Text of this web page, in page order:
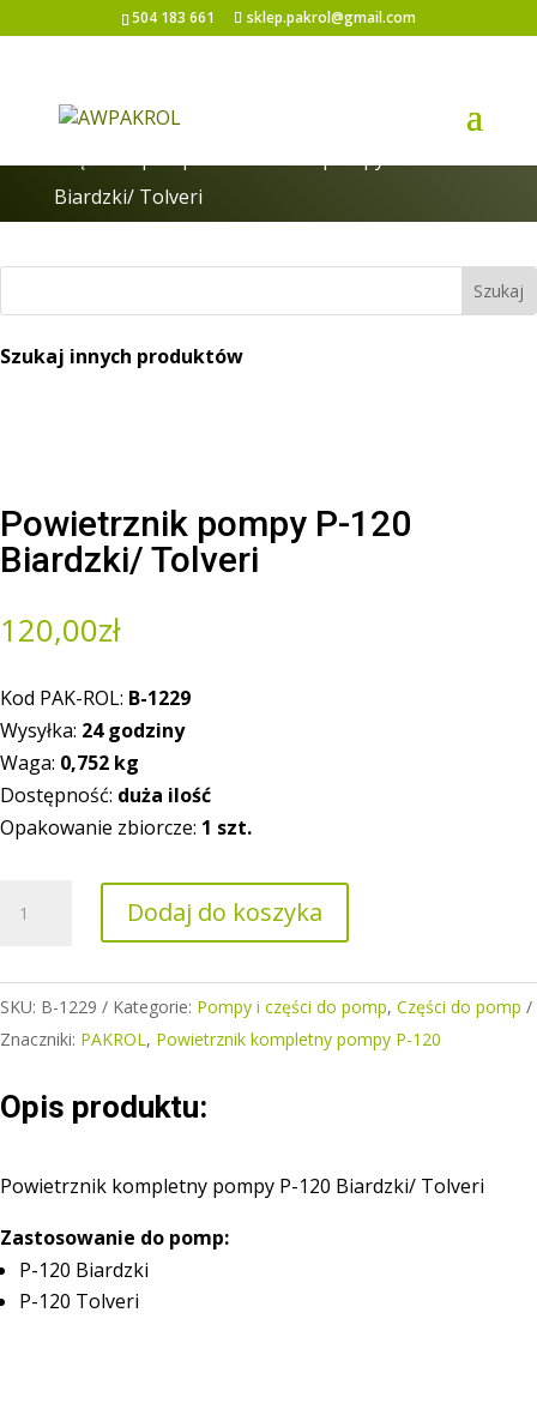
504 183 661 sklep.pakrol@gmail.com
Strona główna
Części do pomp/ Powietrznik pompy P-120
Biardzki/ Tolveri
Szukaj innych produktów
Powietrznik pompy P-120
Biardzki/ Tolveri
120,00zł
Kod PAK-ROL: B-1229
Wysyłka: 24 godziny
Waga: 0,752 kg
Dostępność: duża ilość
Opakowanie zbiorcze: 1 szt.
Powietrznik
P-
Tolveri
Dodaj do koszyka
SKU: B-1229 Kategorie: Pompy i części do pomp, Części do pomp
Znaczniki: PAKROL, Powietrznik kompletny pompy P-120
Opis produktu:
Powietrznik kompletny pompy P-120 Biardzki/ Tolveri
Zastosowanie do pomp:
P-120 Biardzki
P-120 Tolveri